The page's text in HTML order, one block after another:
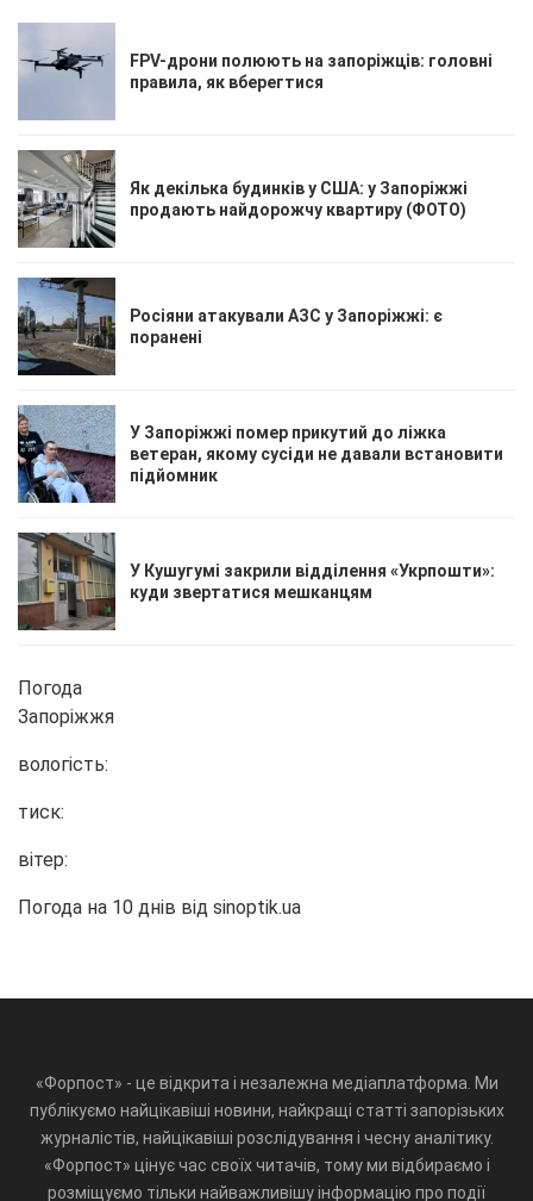
FPV-дрони полюють на запоріжців: головні
правила, як вберегтися
Як декілька будинків у США: у Запоріжжі
продають найдорожчу квартиру (ФОТО)
Росіяни атакували АЗС у Запоріжжі: є
поранені
У Запоріжжі помер прикутий до ліжка
ветеран, якому сусіди не давали встановити
підйомник
У Кушугумі закрили відділення «Укрпошти»:
куди звертатися мешканцям
Погода
Запоріжжя
вологість:
тиск:
вітер:
Погода на 10 днів від sinoptik.ua
«Форпост» - це відкрита і незалежна медіаплатформа. Ми
публікуємо найцікавіші новини, найкращі статті запорізьких
журналістів, найцікавіші розслідування і чесну аналітику.
«Форпост» цінує час своїх читачів, тому ми відбираємо і
розміщуємо тільки найважливішу інформацію про події